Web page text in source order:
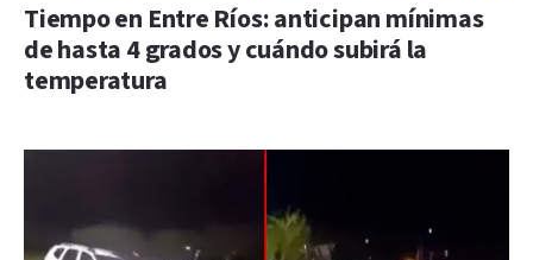
Tiempo en Entre Ríos: anticipan mínimas
de hasta 4 grados y cuándo subirá la
temperatura